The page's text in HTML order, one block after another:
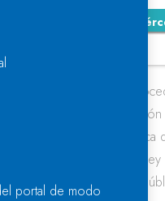
- Número 227
de 2018 en
actualización de la
Demarcación Hidrográfica
en el artículo 44 de la
de las Administraciones
portal de modo